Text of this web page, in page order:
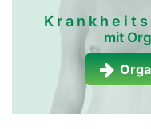
mit